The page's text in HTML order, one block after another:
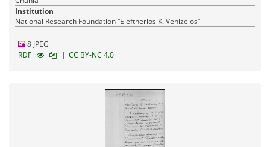
Institution
National Research Foundation “Eleftherios K. Venizelos”
8 JPEG
RDF
| CC BY-NC 4.0